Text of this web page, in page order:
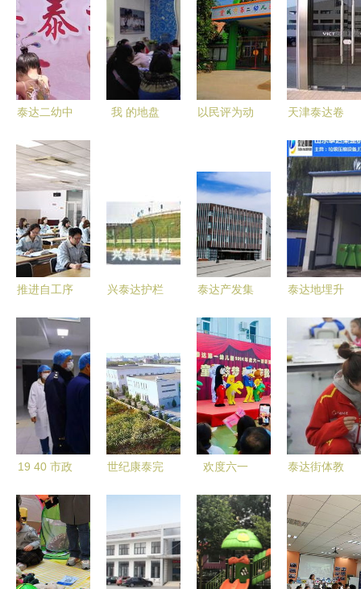
开展保育员
专业能力大
练兵系列活
动
明二幼与泰
达二幼迎新
学期侧记
——教工二
幼与泰达二
幼联合举办
大班亲子运
动会
幼助力脱贫
攻坚见实效
泰达二幼中
个儿童节
我 的地盘
境创设交流
研讨活动
泰达二幼
以民评为动
——记市二
幼与泰达二
幼的公共服
务实践
天津泰达卷
泰达二幼项
目提供可靠
解决方案
推进自工序
打造卓越管
理团队——
公司自工序
完结活动推
进干部和推
进担当说明
幼成功举行
兴泰达护栏
共筑校园安
全防护网
泰达产发集
找差距,取
真经 ,绘蓝
图
泰达地埋升
备 垃圾设
备 泰达环
保
19 40 市政
区市场监督
管理局食品
安全检查受
世纪康泰完
领眼科耗材
全面创新发
欢度六一
快乐童行泰
达二幼
泰达街体教
年体操梦
泰达二幼